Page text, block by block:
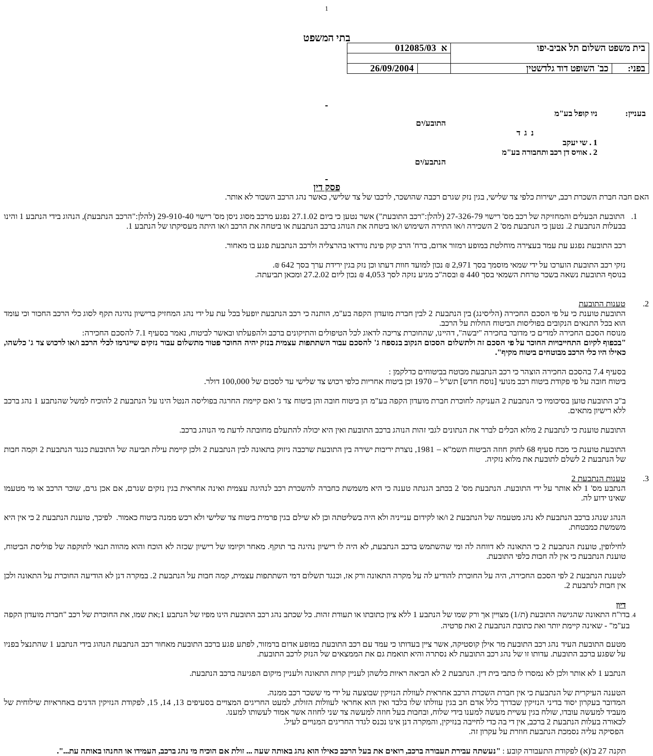
1
בתי המשפט
א 012085/03
בית משפט השלום תל אביב-יפו
26/09/2004
כב' השופט דוד גלדשטין בפני:
ניו קופל בע"מ
בעניין:
התובע/ים
נ ג ד
1 . שי יעקב
2 . אוויס דן רכב ותחבורה בע"מ
הנתבע/ים
פסק דין
האם חבה חברת השכרת רכב, ישירות כלפי צד שלישי, בגין נזק שגרם רכבה שהושכר, לרכבו של צד שלישי, כאשר נהג הרכב השכור לא אותר.
1.
התובעת הבעלים והמחזיקה של רכב מס' רישוי 27-326-79 (להלן:"רכב התובעת") אשר נטען כי ביום 27.1.02 נפגע מרכב מסוג ניסן מס' רישוי 29-910-40 (להלן:"הרכב הנתבעת), הנהוג בידי הנתבע 1 והינו
בבעלות הנתבעת 2. נטען כי הנתבעת מס' 2 השכירה ו/או התירה השימוש ו/או ביטחה את הנוהג ברכב הנתבעת או ביטחה את הרכב ו/או היתה מעסיקתו של הנתבע 1.
רכב התובעת נפגע עת עמד בעצירה מוחלטת במופע רמזור אדום, ברח' הרב קוק פינת נורדאו בהרצליה ולרכב הנתבעת פגע בו מאחור.
נזקי רכב התובעת הוערכו על ידי שמאי מוסמך בסך 2,971 ₪ נכון למועד חוות דעתו וכן נזק בגין ירידת ערך בסך 642 ₪.
בנוסף התובעת נשאה בשכר טרחת השמאי בסך 440 ₪ ובסה"כ מגיע נזקה לסך 4,053 ₪ נכון ליום 27.2.02 ומכאן תביעתה.
2.
טענות התובעת
התובעת טוענת כי על פי הסכם החכירה (הליסינג) בין הנתבעת 2 לבין חברת מועדון הקפה בע"מ, הותנה כי רכב הנתבעת יופעל בכל עת על ידי נהג המחזיק ברישיון נהיגה תקף לסוג כלי הרכב החכור וכי עומד
הוא בכל התנאים הנקובים בפוליסות הביטוח החלות על הרכב.
מנוסח הסכם החכירה למדים כי מדובר בחכירה "יבשה", דהיינו, שהחוכרת צריכה לדאוג לכל הטיפולים והתיקונים ברכב ולהפעלתו ובאשר לביטוח, נאמר בסעיף 7.1 להסכם החכירה:
"בכפוף לקיום התחייבויות החוכר על פי הסכם זה ולתשלום הסכום הנקוב בנספח ג' להסכם עבור השתתפות עצמית בנזק יהיה החוכר פטור מתשלום עבור נזקים שייגרמו לכלי הרכב ו/או לרכוש צד ג' כלשהו,
כאילו היו כלי הרכב מבוטחים ביטוח מקיף".
בסעיף 7.4 בהסכם החכירה הוצהר כי רכב הנתבעת מבוטח בביטוחים כדלקמן :
ביטוח חובה על פי פקודת ביטוח רכב מנועי [נוסח חדש] תש"ל – 1970 וכן ביטוח אחריות כלפי רכוש צד שלישי עד לסכום של 100,000 דולר.
ב"כ התובעת טוען בסיכומיו כי הנתבעת 2 העניקה לחוכרת חברת מועדון הקפה בע"מ הן ביטוח חובה והן ביטוח צד ג' ואם קיימת החרגה בפוליסה הנטל הינו על הנתבעת 2 להוכיח למשל שהנתבע 1 נהג ברכב
ללא רישיון מתאים.
התובעת טוענת כי לנתבעת 2 מלוא הכלים לברר את הנתונים לגבי זהות הנוהג ברכב התובעת ואין היא יכולה להתעלם מחובתה לדעת מי הנוהג ברכב.
התובעת טוענת כי מכח סעיף 68 לחוק חוזה הביטוח תשמ"א – 1981, נוצרת יריבות ישירה בין התובעת שרכבה ניזוק בתאונה לבין הנתבעת 2 ולכן קיימת עילת תביעה של התובעת כנגד הנתבעת 2 וקמה חבות
של הנתבעת 2 לשלם לתובעת את מלוא נזקיה.
3.
טענות הנתבעת 2
הנתבע מס' 1 לא אותר על ידי התובעת. הנתבעת מס' 2 בכתב הגנתה טענה כי היא משמשת כחברה להשכרת רכב לנהיגה עצמית ואינה אחראית בגין נזקים שגרם, אם אכן גרם, שוכר הרכב או מי מטעמו
שאינו ידוע לה.
הנהג שנהג ברכב הנתבעת לא נהג מטעמה של הנתבעת 2 ו/או לקידום ענייניה ולא היה בשליטתה וכן לא שילם בגין פרמית ביטוח צד שלישי ולא רכש ממנה ביטוח כאמור.
לפיכך, טוענת הנתבעת 2 כי אין היא
משמשת כמבטחת.
לחילופין, טוענת הנתבעת 2 כי התאונה לא דווחה לה ומי שהשתמש ברכב הנתבעת, לא היה לו רישיון נהיגה בר תוקף. מאחר וקיומו של רישיון שכזה לא הוכח והוא מהווה תנאי לתוקפה של פוליסת הביטוח,
טוענת הנתבעת כי אין לה חבות כלפי התובעת.
לטענת הנתבעת 2 לפי הסכם החכירה, היה על החוכרת להודיע לה על מקרה התאונה ורק אז, וכנגד תשלום דמי השתתפות עצמית, קמה חבות על הנתבעת 2. במקרה דנן לא הודיעה החוכרת על התאונה ולכן
אין חבות לנתבעת 2.
דיון
בדו"ח התאונה שהגישה התובעת (ת/1) מצויין אך ורק שמו של הנתבע 1 ללא ציון כתובתו או תעודת זהות. כל שכתב נהג רכב התובעת הינו מפיו של הנתבע 1;את שמו, את החוכרת של רכב "חברת מועדון הקפה
בע"מ" - שאינה קיימת יותר ואת כתובת הנתבעת 2 ואת פרטיה.
מטעם התובעת העיד נהג רכב התובעת מר אילן קוסטיקה, אשר ציין בעדותו כי עמד עם רכב התובעת במופע אדום ברמזור, לפתע פגע ברכב התובעת מאחור רכב הנתבעת הנהוג בידי הנתבע 1 שהתנצל בפניו
על שפגע ברכב התובעת. עדותו זו של נהג רכב התובעת לא נסתרה והיא תואמת גם את הממצאים של הנזק לרכב התובעת.
הנתבע 1 לא אותר ולכן לא נמסרו לו כתבי בית דין. הנתבעת 2 לא הביאה ראיות כלשהן לעניין קרות התאונה ולעניין מיקום הפגיעה ברכב הנתבעת.
הטענה העיקרית של הנתבעת כי אין חברת השכרת הרכב אחראית לעוולת הנזיקין שבוצעה על ידי מי ששכר רכב ממנה.
המדובר בעקרון יסוד בדיני הנזיקין שבדרך כלל אדם חב בגין עוולתו שלו בלבד ואין הוא אחראי לעוולות הזולת, למעט החריגים המצויים בסעיפים 13, 14, 15, לפקודת הנזיקין הדנים באחראיות שילוחית של
מעביד למעשה עובדו, שולח בגין עשיית מעשה למענו בידי שלוח, ובחבות בעל חוזה למעשה צד שני לחוזה אשר אמור לעשותו למענו.
לכאורה בעלות הנתבעת 2 ברכב, אין די בה כדי לחייבה בנזיקין, והמקרה דנן אינו נכנס לגדר החריגים המנויים לעיל.
הפסיקה עליה נסמכת הנתבעת חוזרת על עקרון זה.
תקנה 27 ב'(א) לפקודת התעבורה קובע : "נעשתה עבירת תעבורה ברכב, רואים את בעל הרכב כאילו הוא נהג באותה שעה ... זולת אם הוכיח מי נהג ברכב, העמידו או החנהו באותה עת...".